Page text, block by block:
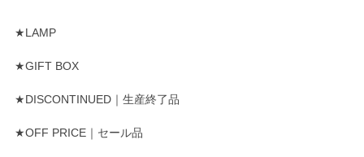
★LAMP
★GIFT BOX
★DISCONTINUED｜生産終了品
★OFF PRICE｜セール品